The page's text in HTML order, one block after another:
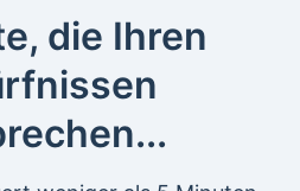
die Ihren